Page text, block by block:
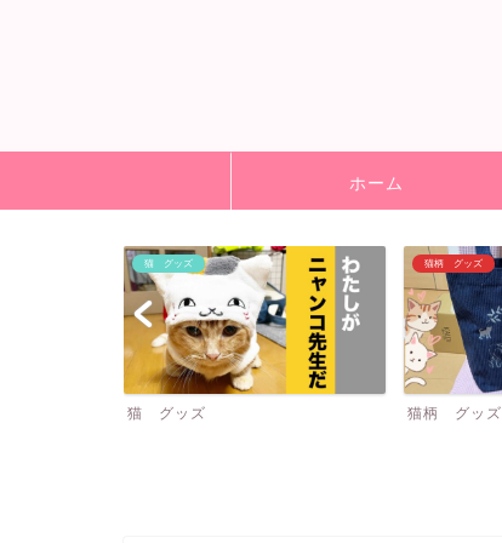
ホーム
猫柄 グッズ
猫柄 グッズ
飼い主
飼い主